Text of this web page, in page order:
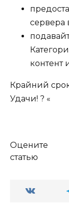
сервера
контент
Крайний
Удачи! ? «
Оцените
статью